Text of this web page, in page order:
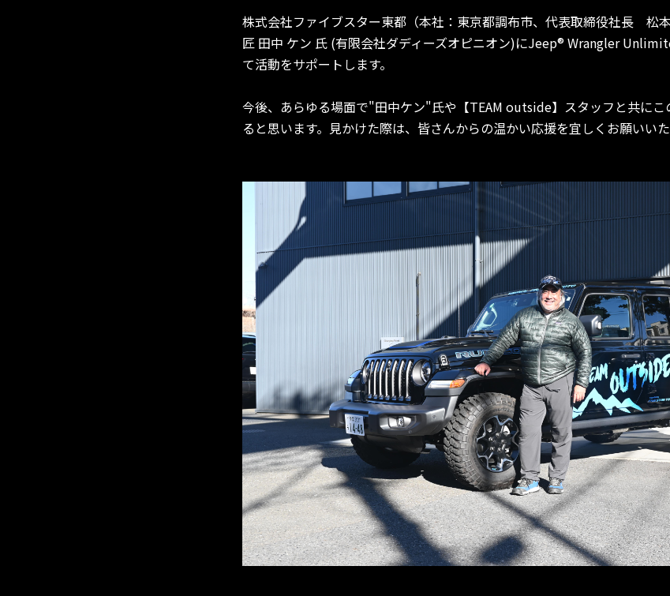
株式会社ファイブスター東都（本社：東京都調布市、代表取締役社長 松
匠 田中 ケン 氏 (有限会社ダディーズオピニオン)にJeep® Wrangler
て活動をサポートします。
今後、あらゆる場面で"田中ケン"氏や【TEAM outside】スタッフと共にこ
ると思います。見かけた際は、皆さんからの温かい応援を宜しくお願いいた